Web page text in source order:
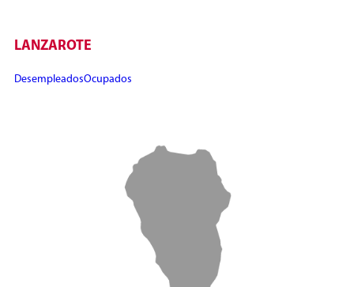
LANZAROTE
DesempleadosOcupados